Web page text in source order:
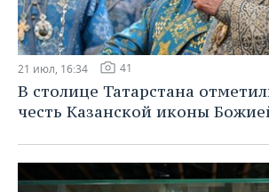
21 июл, 16:34 41
В столице Татарстана
честь Казанской иконы